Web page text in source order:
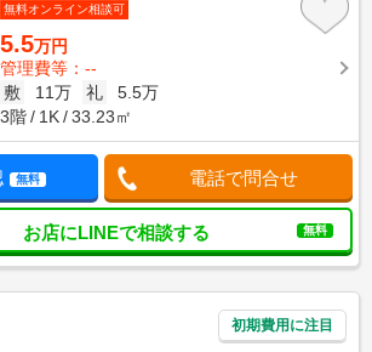
無料オンライン相談可
5.5万円
管理費等：--
敷
11万 礼
5.5万
3階
1K 33.23㎡
無料 電話で問合せ
お店にLINEで相談する 無料
初期費用に注目